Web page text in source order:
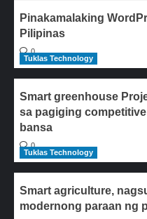
Pinakamalaking
Pilipinas
0
Tuklas Technology
Smart greenhouse
sa pagiging
bansa
0
Tuklas Technology
Smart agriculture,
modernong paraan ng